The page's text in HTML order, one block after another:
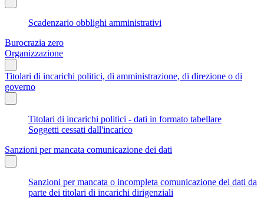
Scadenzario obblighi amministrativi
Burocrazia zero
Organizzazione
Titolari di incarichi politici, di amministrazione, di direzione o di
governo
Titolari di incarichi politici - dati in formato tabellare
Soggetti cessati dall'incarico
Sanzioni per mancata comunicazione dei dati
Sanzioni per mancata o incompleta comunicazione dei dati da
parte dei titolari di incarichi dirigenziali